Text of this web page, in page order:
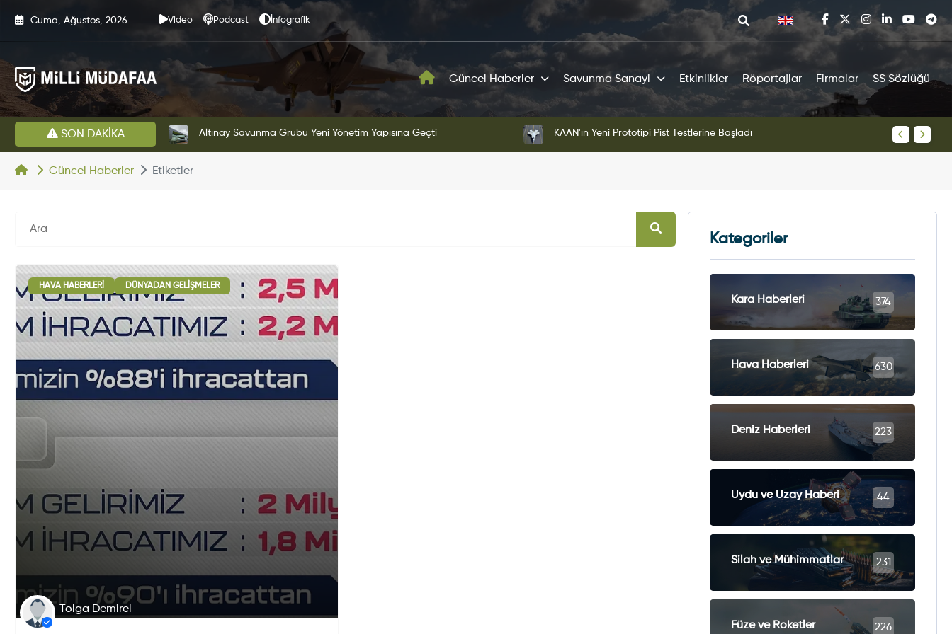
Cuma, Ağustos, 2026 Video Podcast İnfografik
Güncel Haberler Savunma Sanayi Etkinlikler Röportajlar Firmalar SS Sözlüğü
SON DAKİKA Altınay Savunma Grubu Yeni Yönetim Yapısına Geçti KAAN'ın Yeni Prototipi Pist Testlerine Başladı KAAN
Güncel Haberler Etiketler
HAVA HABERLERI DÜNYADAN GELIŞMELER
Tolga Demirel
Kategoriler
Kara Haberleri 374
Hava Haberleri 630
Deniz Haberleri 223
Uydu ve Uzay Haberi 44
Silah ve Mühimmatlar 231
Füze ve Roketler 226